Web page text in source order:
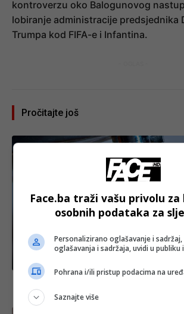
kontroverzu oko Balogunovog
lobiranje administracije predsjednika
Trumpa kod FIFA-e i Infantina.
Pročitajte još
Dijelovi Sarajeva danas bez vode
vodovodnoj mreži
Face.ba traži vašu privolu
osobnih podataka za
Personalizirano oglašavanje i
oglašavanja i sadržaja, uvidi u publiku
Pohrana i/ili pristup podacima na
Saznajte više